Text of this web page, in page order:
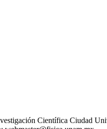
Científica Ciudad